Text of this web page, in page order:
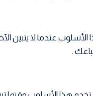
عندما لا يتبين
.